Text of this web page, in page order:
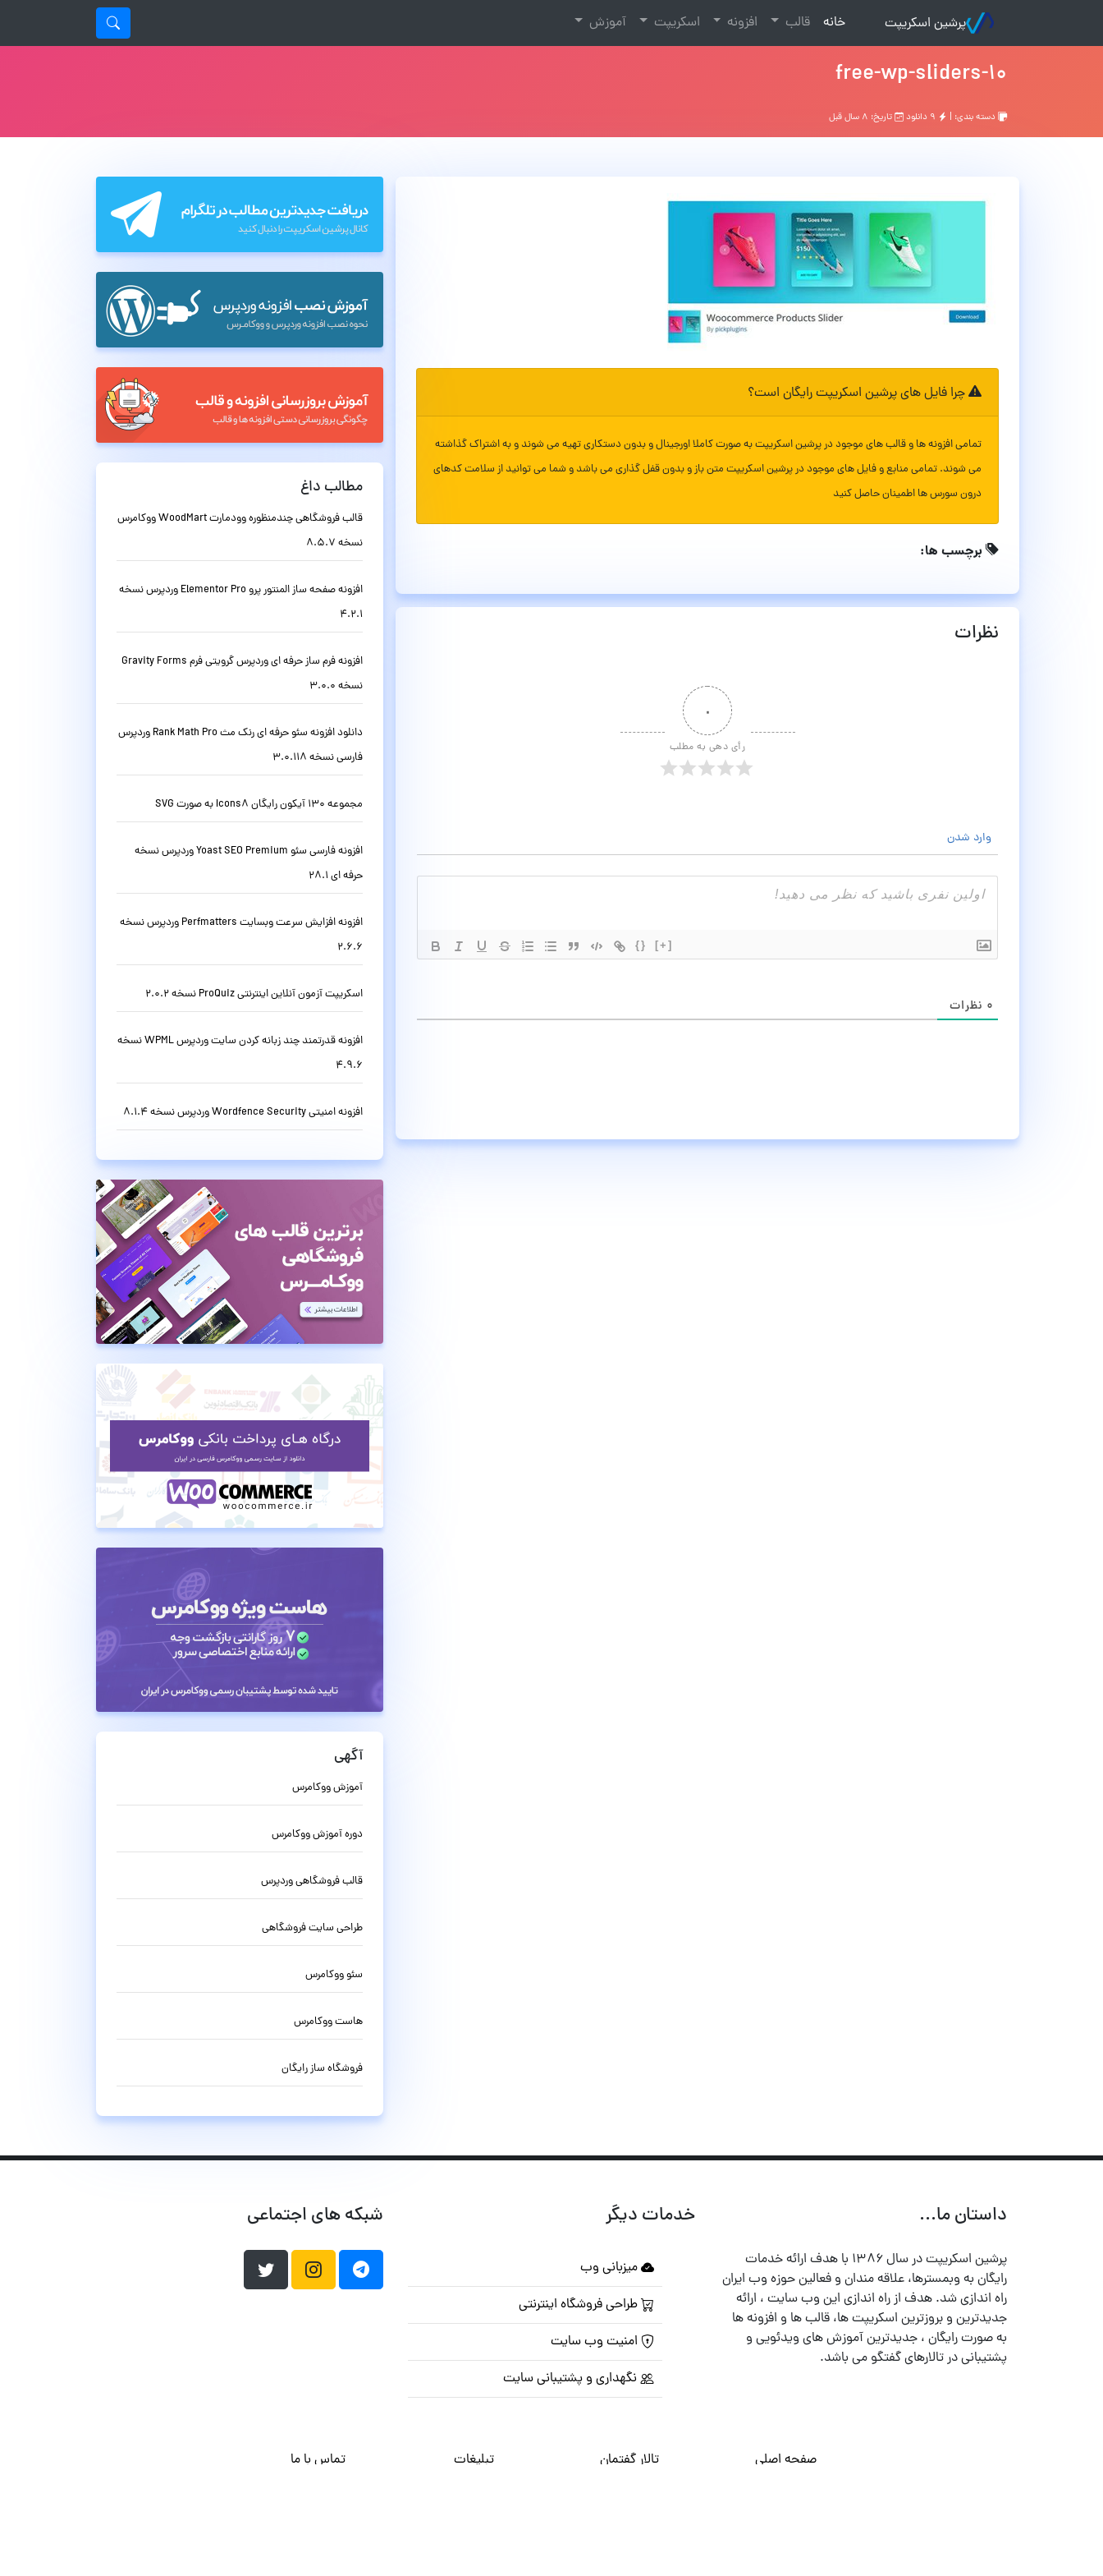
پرشین اسکریپت خانه
(current) قالب افزونه اسکریپت آموزش
free-wp-sliders-10
دسته بندی: | تاریخ: ۸ سال قبل
چرا فایل های پرشین اسکریپت رایگان است؟
تمامی افزونه ها و قالب های موجود در پرشین اسکریپت به صورت کاملا اورجینال و بدون دستکاری تهیه می شوند و به اشتراک گذاشته
می شوند. تمامی منابع و فایل های موجود در پرشین اسکریپت متن باز و بدون قفل گذاری می باشد و شما می توانید از سلامت کدهای
درون سورس ها اطمینان حاصل کنید
برچسب ها:
نظرات
۰
رأی دهی به مطلب
وارد شدن
{} [+]
۰ نظرات
مطالب داغ
قالب فروشگاهی چندمنظوره وودمارت WoodMart ووکامرس
نسخه 8.5.7
افزونه صفحه ساز المنتور پرو Elementor Pro وردپرس نسخه
4.2.1
افزونه فرم ساز حرفه ای وردپرس گرویتی فرم Gravity Forms
نسخه 3.0.0
دانلود افزونه سئو حرفه ای رنک مث Rank Math Pro وردپرس
فارسی نسخه 3.0.118
مجموعه 130 آیکون رایگان Icons8 به صورت SVG
افزونه فارسی سئو Yoast SEO Premium وردپرس نسخه
حرفه ای 28.1
افزونه افزایش سرعت وبسایت Perfmatters وردپرس نسخه
2.6.6
اسکریپت آزمون آنلاین اینترنتی ProQuiz نسخه 2.0.2
افزونه قدرتمند چند زبانه کردن سایت وردپرس WPML نسخه
4.9.6
افزونه امنیتی Wordfence Security وردپرس نسخه 8.1.4
آگهی
آموزش ووکامرس
دوره آموزش ووکامرس
قالب فروشگاهی وردپرس
طراحی سایت فروشگاهی
سئو ووکامرس
هاست ووکامرس
فروشگاه ساز رایگان
داستان ما...
پرشین اسکریپت در سال ۱۳۸۶ با هدف ارائه خدمات
رایگان به وبمسترها، علاقه مندان و فعالین حوزه وب ایران
راه اندازی شد. هدف از راه اندازی این وب سایت ، ارائه
جدیدترین و بروزترین اسکریپت ها، قالب ها و افزونه ها
به صورت رایگان ، جدیدترین آموزش های ویدئویی و
پشتیبانی در تالارهای گفتگو می باشد.
خدمات دیگر
میزبانی وب
طراحی فروشگاه اینترنتی
امنیت وب سایت
نگهداری و پشتیبانی سایت
شبکه های اجتماعی
صفحه اصلی تالار گفتمان تبلیغات تماس با ما